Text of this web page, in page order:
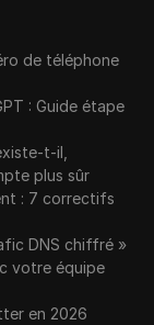
de téléphone
: Guide étape
t-il,
plus sûr
: 7 correctifs
DNS chiffré »
votre équipe
en 2026